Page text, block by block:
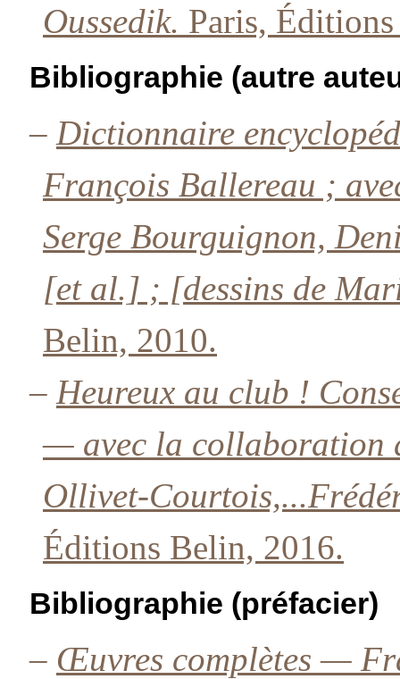
Oussedik. Paris,
Bibliographie (autre
– Dictionnaire
François Ballereau ;
Serge Bourguignon,
[et al.] ; [dessins de
Belin, 2010.
– Heureux au club !
— avec la collaboration
Ollivet-
Éditions Belin, 2016.
Bibliographie (préfacier)
– Œuvres complètes —